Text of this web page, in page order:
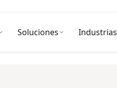
Soluciones Industrias